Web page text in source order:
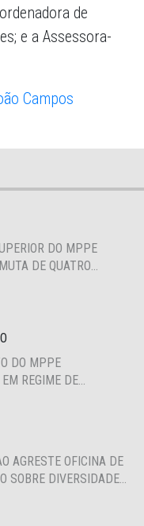
de
e a Assessora-
DO MPPE
DE QUATRO
DO MPPE
REGIME DE
AGRESTE OFICINA DE
SOBRE DIVERSIDADE